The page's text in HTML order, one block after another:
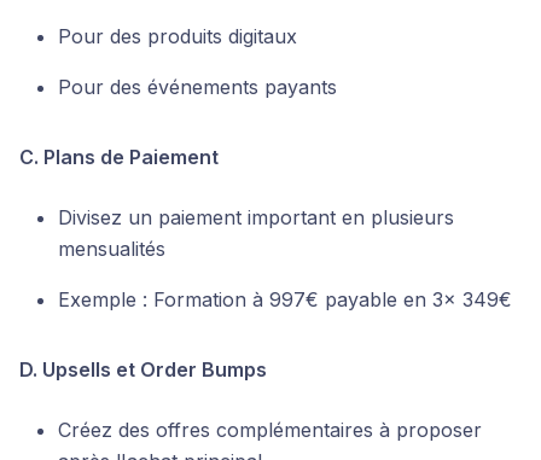
Pour des produits digitaux
Pour des événements payants
C. Plans de Paiement
Divisez un paiement important en plusieurs
mensualités
Exemple : Formation à 997€ payable en 3x 349€
D. Upsells et Order Bumps
Créez des offres complémentaires à proposer